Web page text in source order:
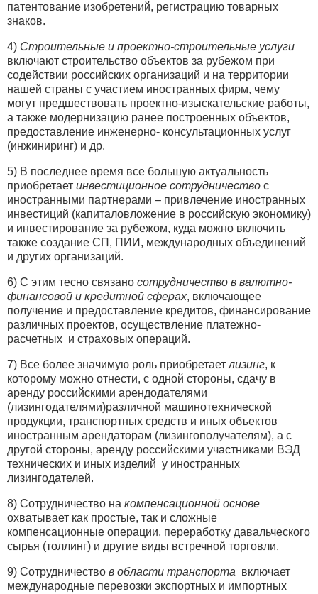
патентование изобретений, регистрацию товарных
знаков.
4) Строительные и проектно-строительные услуги
включают строительство объектов за рубежом при
содействии российских организаций и на территории
нашей страны с участием иностранных фирм, чему
могут предшествовать проектно-изыскательские работы,
а также модернизацию ранее построенных объектов,
предоставление инженерно- консультационных услуг
(инжиниринг) и др.
5) В последнее время все большую актуальность
приобретает инвестиционное сотрудничество с
иностранными партнерами – привлечение иностранных
инвестиций (капиталовложение в российскую экономику)
и инвестирование за рубежом, куда можно включить
также создание СП, ПИИ, международных объединений
и других организаций.
6) С этим тесно связано сотрудничество в валютно-
финансовой и кредитной сферах, включающее
получение и предоставление кредитов, финансирование
различных проектов, осуществление платежно-
расчетных и страховых операций.
7) Все более значимую роль приобретает лизинг, к
которому можно отнести, с одной стороны, сдачу в
аренду российскими арендодателями
(лизингодателями)различной машинотехнической
продукции, транспортных средств и иных объектов
иностранным арендаторам (лизингополучателям), а с
другой стороны, аренду российскими участниками ВЭД
технических и иных изделий у иностранных
лизингодателей.
8) Сотрудничество на компенсационной основе
охватывает как простые, так и сложные
компенсационные операции, переработку давальческого
сырья (толлинг) и другие виды встречной торговли.
9) Сотрудничество в области транспорта включает
международные перевозки экспортных и импортных